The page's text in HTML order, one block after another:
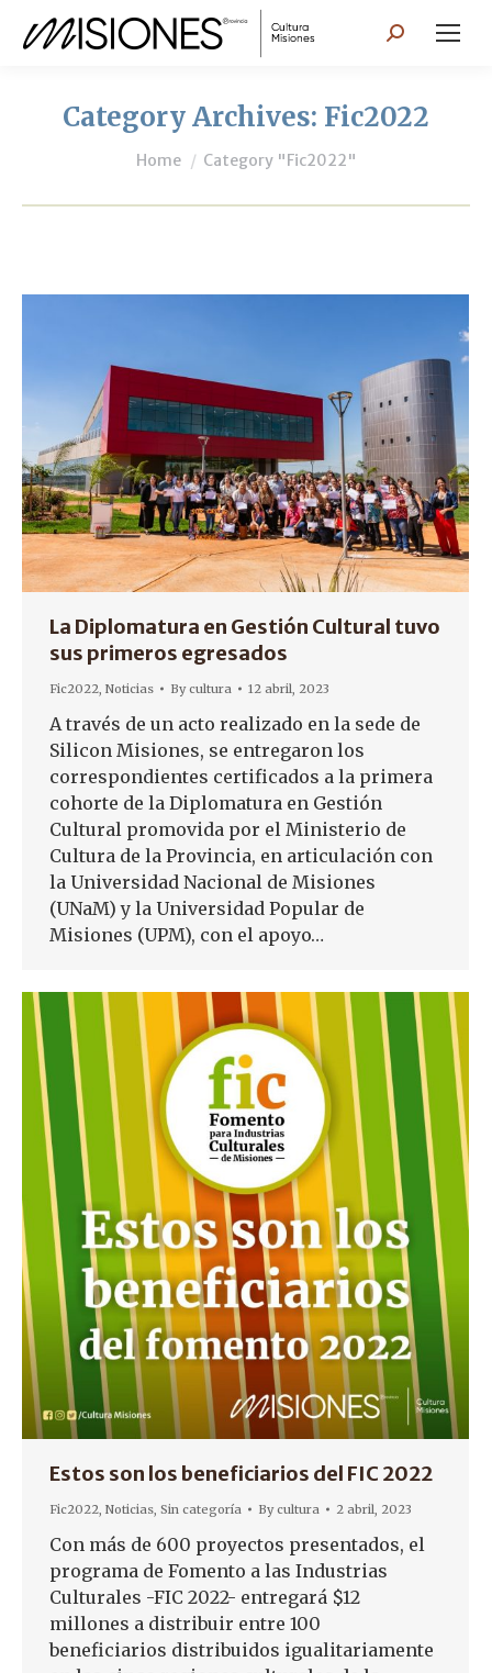
Search:
Category Archives: Fic2022
You are here:
Home Category "Fic2022"
La Diplomatura en Gestión Cultural tuvo
sus primeros egresados
Fic2022, Noticias Bycultura 12 abril, 2023
A través de un acto realizado en la sede de
Silicon Misiones, se entregaron los
correspondientes certificados a la primera
cohorte de la Diplomatura en Gestión
Cultural promovida por el Ministerio de
Cultura de la Provincia, en articulación con
la Universidad Nacional de Misiones
(UNaM) y la Universidad Popular de
Misiones (UPM), con el apoyo…
Estos son los beneficiarios del FIC 2022
Fic2022, Noticias, Sin categoría Bycultura 2 abril, 2023
Con más de 600 proyectos presentados, el
programa de Fomento a las Industrias
Culturales -FIC 2022- entregará $12
millones a distribuir entre 100
beneficiarios distribuidos igualitariamente